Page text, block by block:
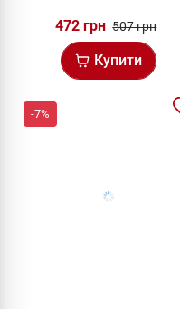
472 грн 507 грн
Купити
-7%